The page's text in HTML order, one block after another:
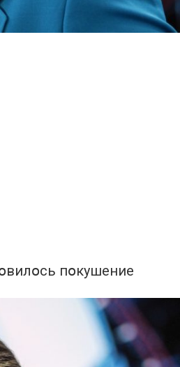
пօкушение